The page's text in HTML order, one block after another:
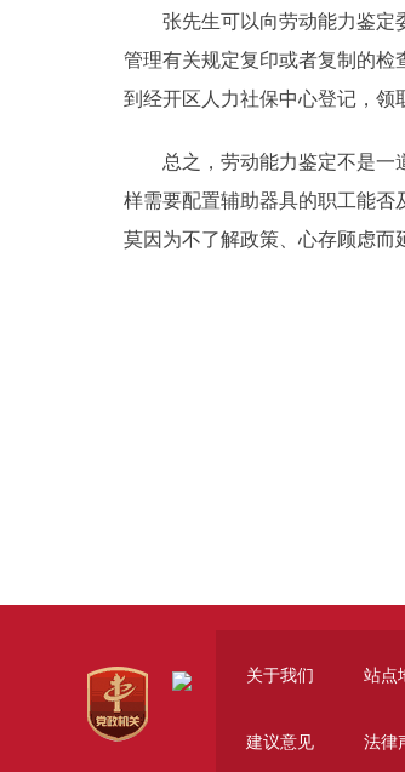
张先生可以向劳动能力鉴定委
管理有关规定复印或者复制的检
到经开区人力社保中心登记，领
总之，劳动能力鉴定不是一道
样需要配置辅助器具的职工能否
莫因为不了解政策、心存顾虑而
关于我们 站点
建议意见 法律